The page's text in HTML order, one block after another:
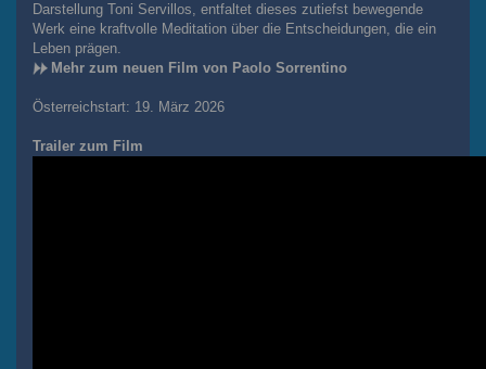
Darstellung Toni Servillos, entfaltet dieses zutiefst bewegende
Werk eine kraftvolle Meditation über die Entscheidungen, die ein
Leben prägen.
Mehr zum neuen Film von Paolo Sorrentino
Österreichstart: 19. März 2026
Trailer zum Film